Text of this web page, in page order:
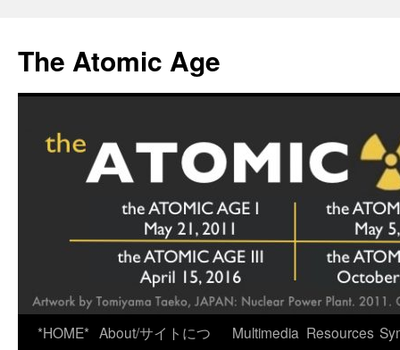
content
The Atomic Age
*HOME* About/サイトにつ
Multimedia Resources